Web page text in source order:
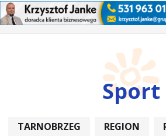
Sport
TARNOBRZEG REGION